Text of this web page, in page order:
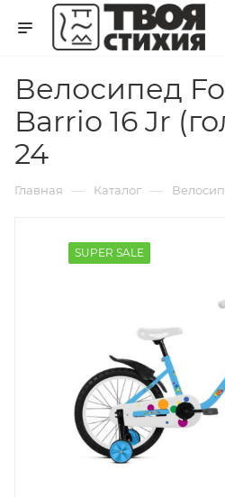
Велосипед
Barrio 16 Jr
24
Главная — Каталог —
SUPER SALE